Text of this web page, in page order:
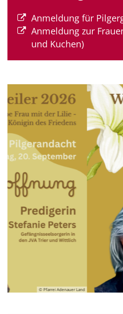
Anmeldung für
Anmeldung zur
und Kuchen)
© Pfarrei Adenauer Land